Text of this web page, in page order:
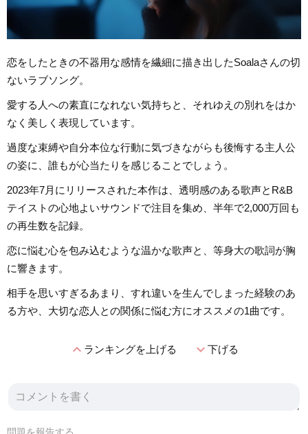
恋をしたときの不器用な感情を繊細に描き出したSoalaさんの切
ないラブソング。
愛する人への素直になれない気持ちと、それゆえの別れをはか
なく美しく表現しています。
過度な束縛や自分本位な行動に気づきながらも後悔する主人公
の姿に、誰もが心当たりを感じることでしょう。
2023年7月にリリースされた本作は、透明感のある歌声とR&B
テイストの心地よいサウンドで注目を集め、半年で2,000万回も
の再生数を記録。
恋に悩む心を包み込むような温かな歌声と、等身大の歌詞が胸
に響きます。
相手を思いすぎるあまり、すれ違いを生んでしまった経験のあ
る方や、大切な恋人との関係に悩む方にオススメの1曲です。
expand_lessランキングを上げる expand_more下げる